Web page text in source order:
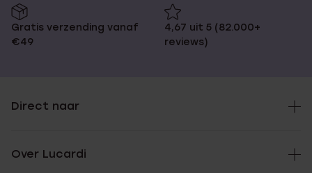
Gratis verzending vanaf
€49
4,67 uit 5 (82.000+
reviews)
Direct naar
Over Lucardi